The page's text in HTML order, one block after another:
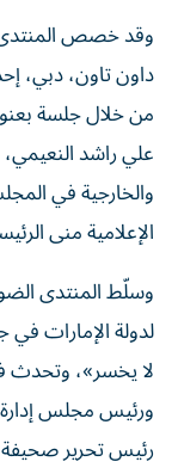
وقد خصص
داون تاون، دبي،
من خلال جلسة
علي راشد
والخارجية في
الإعلامية منى
وسلّط المنتدى
لدولة الإمارات في
لا يخسر»، وتحدث
ورئيس مجلس إدارة
رئيس تحرير صحيفة